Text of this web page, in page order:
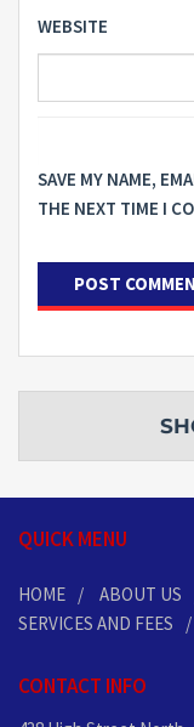
WEBSITE
SAVE MY NAME,
THE NEXT TIME I
QUICK MENU
HOME ABOUT US
SERVICES AND FEES
CONTACT INFO